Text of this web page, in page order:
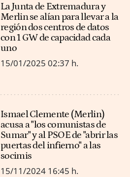
La Junta de Extremadura y
Merlin se alían para llevar a la
región dos centros de datos
con 1 GW de capacidad cada
uno
15/01/2025 02:37 h.
Ismael Clemente (Merlin)
acusa a "los comunistas de
Sumar" y al PSOE de "abrir las
puertas del infierno" a las
socimis
15/11/2024 16:45 h.